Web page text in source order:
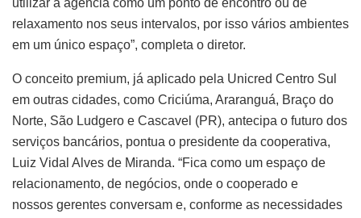
utilizar a agência como um ponto de encontro ou de
relaxamento nos seus intervalos, por isso vários ambientes
em um único espaço”, completa o diretor.
O conceito premium, já aplicado pela Unicred Centro Sul
em outras cidades, como Criciúma, Araranguá, Braço do
Norte, São Ludgero e Cascavel (PR), antecipa o futuro dos
serviços bancários, pontua o presidente da cooperativa,
Luiz Vidal Alves de Miranda. “Fica como um espaço de
relacionamento, de negócios, onde o cooperado e
nossos gerentes conversam e, conforme as necessidades